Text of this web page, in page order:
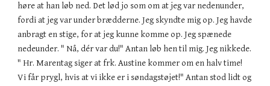
høre at han løb ned. Det lød jo som om at jeg var nedenunder,
fordi at jeg var under brædderne. Jeg skyndte mig op. Jeg havde
anbragt en stige, for at jeg kunne komme op. Jeg spænede
nedeunder. " Nå, dér var du!" Antan løb hen til mig. Jeg nikkede.
" Hr. Marentag siger at frk. Austine kommer om en halv time!
Vi får prygl, hvis at vi ikke er i søndagstøjet!" Antan stod lidt og